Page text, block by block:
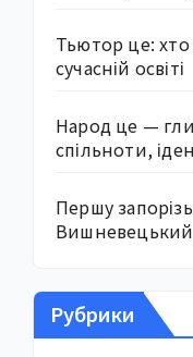
Тьютор це:
сучасній освіті
Народ це —
спільноти,
Першу
Вишневецький
Рубрики